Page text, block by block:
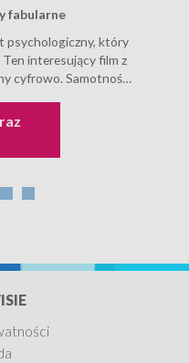
fabularne
psychologiczny, który
interesujący film z
Samotność
w
Dom moich synów